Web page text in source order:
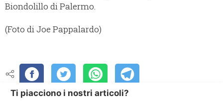
Biondolillo di Palermo.
(Foto di Joe Pappalardo)
Ti piacciono i nostri articoli?